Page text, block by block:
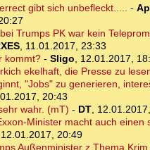
gibt sich unbefleckt..... -
Trumps PK war kein
, 11.01.2017, 23:33
kommt?- Sligo, 12.01.2017,
ekelhaft, die Presse zu
"Jobs" zu generieren,
20:43
wahr. (mT) - DT,
Minister macht auch einen
12.01.2017, 20:49
Außenminister z.Thema